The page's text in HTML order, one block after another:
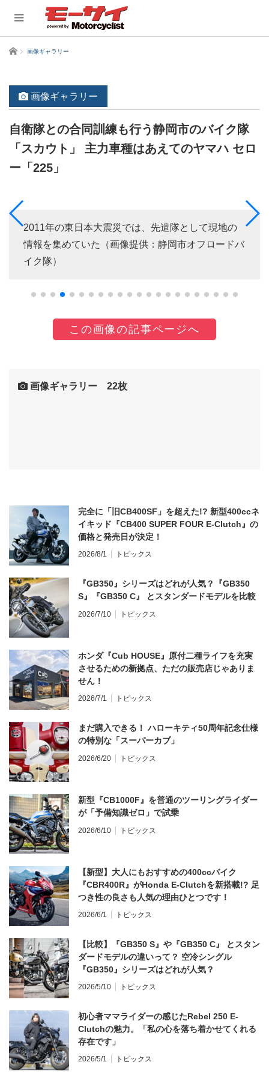
ホーム 画像ギャラリー
画像ギャラリー
自衛隊との合同訓練も行う静岡市のバイク隊
「スカウト」 主力車種はあえてのヤマハ セロ
ー「225」
2011年の東日本大震災では、先遣隊として現地の
情報を集めていた（画像提供：静岡市オフロードバ
イク隊）
この画像の記事ページへ
画像ギャラリー 22枚
完全に「旧CB400SF」を超えた!? 新型400ccネ
イキッド『CB400 SUPER FOUR E-Clutch』の
価格と発売日が決定！
2026/8/1 トピックス
『GB350』シリーズはどれが人気？『GB350
S』『GB350 C』 とスタンダードモデルを比較
2026/7/10 トピックス
ホンダ『Cub HOUSE』原付二種ライフを充実
させるための新拠点、ただの販売店じゃありま
せん！
2026/7/1 トピックス
まだ購入できる！ ハローキティ50周年記念仕様
の特別な「スーパーカブ」
2026/6/20 トピックス
新型『CB1000F』を普通のツーリングライダー
が「予備知識ゼロ」で試乗
2026/6/10 トピックス
【新型】大人にもおすすめの400ccバイク
『CBR400R』がHonda E-Clutchを新搭載!? 足
つき性の良さも人気の理由ひとつです！
2026/6/1 トピックス
【比較】『GB350 S』や『GB350 C』 とスタン
ダードモデルの違いって？ 空冷シングル
『GB350』シリーズはどれが人気？
2026/5/10 トピックス
初心者ママライダーの感じたRebel 250 E-
Clutchの魅力。「私の心を落ち着かせてくれる
存在です」
2026/5/1 トピックス